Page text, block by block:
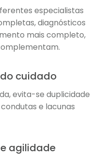
especialistas
diagnósticos
mais completo,
cuidado
evita-se duplicidade
e lacunas
agilidade